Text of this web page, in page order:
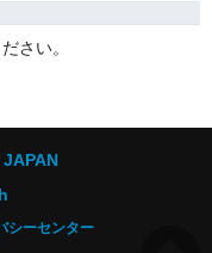
さい。
シーセンター